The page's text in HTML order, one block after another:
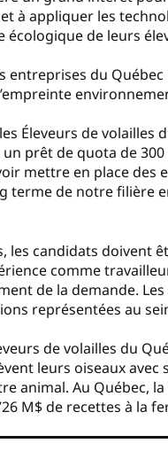
à appliquer les
écologique de leurs
entreprises du
Éleveurs de
prêt de quota de
mettre en place des
terme de notre filière
les candidats doivent
comme
de la demande.
représentées au
de volailles du
leurs oiseaux
animal. Au Québec,
M$ de recettes à la